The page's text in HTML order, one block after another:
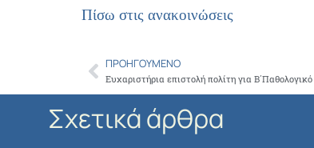
Πίσω στις ανακοινώσεις
Prev
ΠΡΟΗΓΟΎΜΕΝΟ
Σχετικά άρθρα